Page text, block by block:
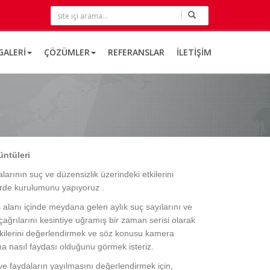
ÇÖZÜMLER REFERANSLAR İLETIŞIM
suç ve düzensizlik üzerindeki etkilerini
kurulumunu yapıyoruz .
içinde meydana gelen aylık suç sayılarını ve
kesintiye uğramış bir zaman serisi olarak
değerlendirmek ve söz konusu kamera
nasıl faydası olduğunu görmek isteriz.
faydaların yayılmasını değerlendirmek için,